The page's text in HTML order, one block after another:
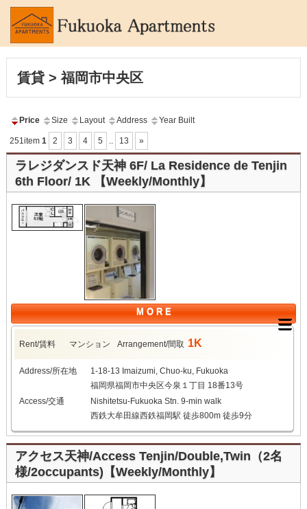
賃貸 > 福岡市中央区
Price Size Layout Address Year Built
251item 1 2 3 4 5 13 »
ラレジダンスド天神 6F/ La Residence de Tenjin
6th Floor/ 1K 【Weekly/Monthly】
M O R E
Rent/賃料 マンション Arrangement/間取 1K
Address/所在地
1-18-13 Imaizumi, Chuo-ku, Fukuoka
福岡県福岡市中央区今泉１丁目 18番13号
Access/交通
Nishitetsu-Fukuoka Stn. 9-min walk
西鉄大牟田線西鉄福岡駅 徒歩800m 徒歩9分
アクセス天神/Access Tenjin/Double,Twin（2名
様/2occupants)【Weekly/Monthly】